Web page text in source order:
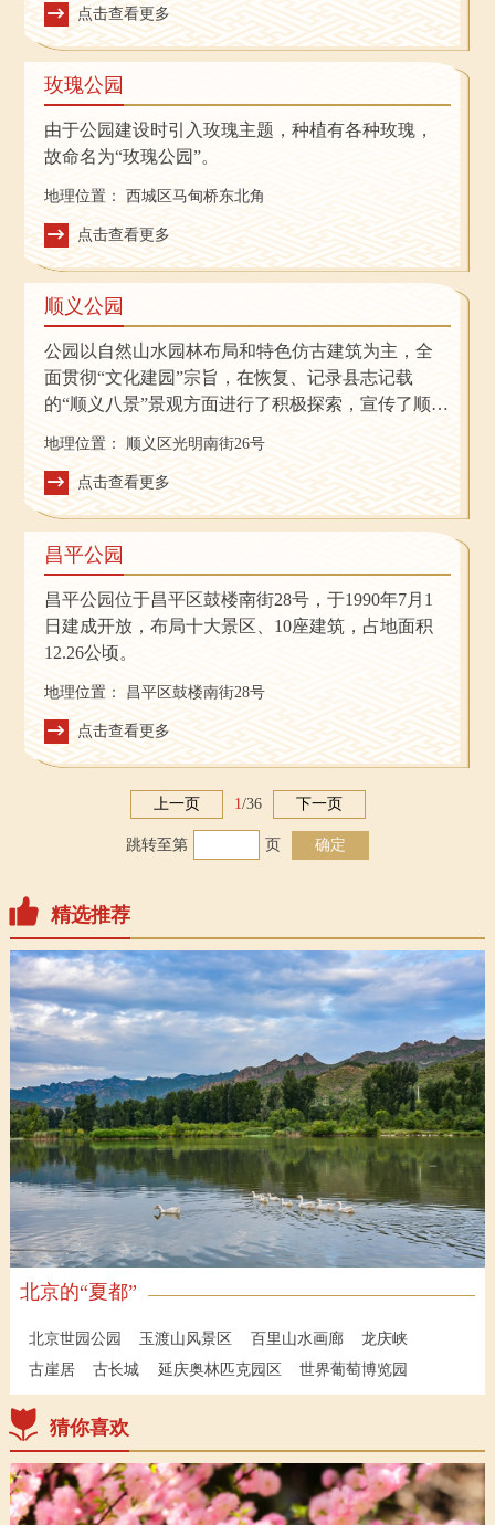
林场景中的应用，一方面为百度、华为等中关村高
科技企业提供产品应用展示，另一方面为老百姓提
供高科技互动体验。为智慧公园建设和管理模式提
供行业样板。
点击查看更多
玫瑰公园
由于公园建设时引入玫瑰主题，种植有各种玫瑰，
故命名为“玫瑰公园”。
地理位置： 西城区马甸桥东北角
点击查看更多
顺义公园
公园以自然山水园林布局和特色仿古建筑为主，全
面贯彻“文化建园”宗旨，在恢复、记录县志记载
的“顺义八景”景观方面进行了积极探索，宣传了顺义
避险等多项功能为一体的新型园林绿地。
地理位置： 顺义区光明南街26号
点击查看更多
昌平公园
昌平公园位于昌平区鼓楼南街28号，于1990年7月1
日建成开放，布局十大景区、10座建筑，占地面积
12.26公顷。
地理位置： 昌平区鼓楼南街28号
点击查看更多
上一页 1 /36 下一页
跳转至第 页 确定
精选推荐
北京的“夏都”
北京世园公园 玉渡山风景区 百里山水画廊
龙庆峡
古崖居
古长城 延庆奥林匹克园区 世界葡萄博览园
猜你喜欢